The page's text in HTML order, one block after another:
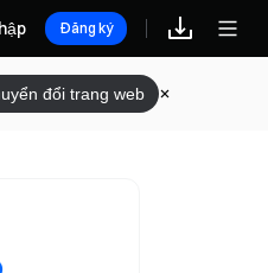
thưởngĐăng ký
đổi trang web